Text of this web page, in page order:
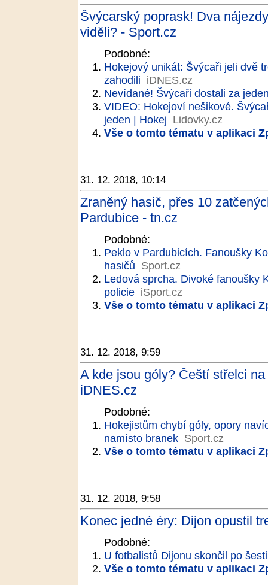
Švýcarský poprask! Dva
viděli? - Sport.cz
Podobné:
Hokejový unikát: Švýcaři jeli dvě
zahodili iDNES.cz
Nevídané! Švýcaři dostali za
VIDEO: Hokejoví nešikové.
jeden | Hokej Lidovky.cz
Vše o tomto tématu v aplikaci
31. 12. 2018, 10:14
Zraněný hasič, přes 10
Pardubice - tn.cz
Podobné:
Peklo v Pardubicích. Fanoušky
hasičů Sport.cz
Ledová sprcha. Divoké fanoušky
policie iSport.cz
Vše o tomto tématu v aplikaci
31. 12. 2018, 9:59
A kde jsou góly? Čeští střelci
iDNES.cz
Podobné:
Hokejistům chybí góly, opory
namísto branek Sport.cz
Vše o tomto tématu v aplikaci
31. 12. 2018, 9:58
Konec jedné éry: Dijon opustil
Podobné:
U fotbalistů Dijonu skončil po
Vše o tomto tématu v aplikaci